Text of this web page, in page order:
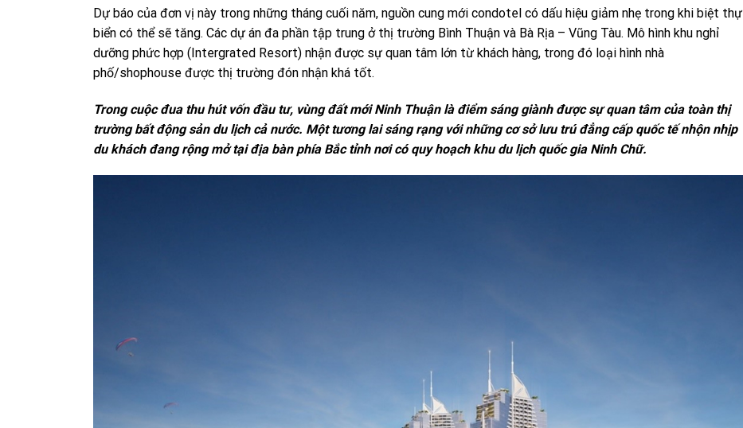
Dự báo của đơn vị này trong những tháng cuối năm, nguồn cung mới condotel có dấu hiệu giảm nhẹ trong khi biệt thự
biển có thể sẽ tăng. Các dự án đa phần tập trung ở thị trường Bình Thuận và Bà Rịa – Vũng Tàu. Mô hình khu nghỉ
dưỡng phức hợp (Intergrated Resort) nhận được sự quan tâm lớn từ khách hàng, trong đó loại hình nhà
phố/shophouse được thị trường đón nhận khá tốt.
Trong cuộc đua thu hút vốn đầu tư, vùng đất mớiNinh Thuận là điểm sáng giành được sự quan tâm của toàn thị
trườngbất động sản du lịch cả nước. Một tương lai sáng rạng với những cơ sở lưu trú đẳng cấp quốc tế nhộn nhịp
du khách đang rộng mở tại địa bàn phía Bắc tỉnh nơi có quy hoạch khu du lịch quốc gia Ninh Chữ.